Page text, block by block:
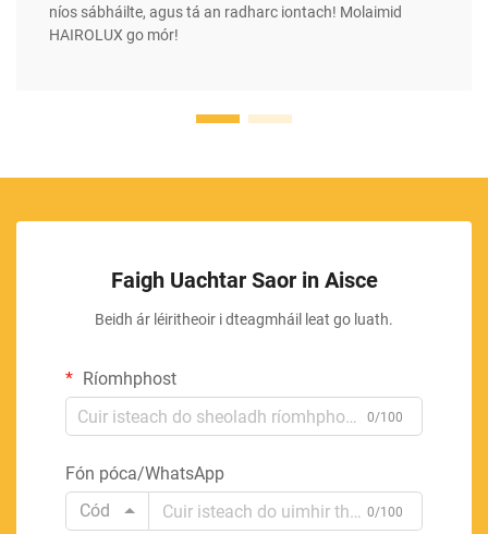
níos sábháilte, agus tá an radharc iontach! Molaimid
HAIROLUX go mór!
Faigh Uachtar Saor in Aisce
Beidh ár léiritheoir i dteagmháil leat go luath.
Ríomhphost
0/100
Fón póca/WhatsApp
Cód
0/100